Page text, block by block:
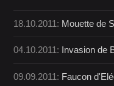
18.10.2011: Mouette de
04.10.2011: Invasion de
09.09.2011: Faucon